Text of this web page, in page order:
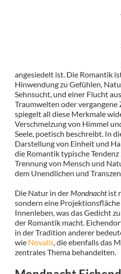
angesiedelt ist. Die Romantik
Hinwendung zu Gefühlen,
Sehnsucht, und einer Flucht
Traumwelten oder vergangene
spiegelt all diese Merkmale
Verschmelzung von Himmel
Seele, poetisch beschreibt. In
Darstellung von Einheit und
die Romantik typische
Trennung von Mensch und
dem Unendlichen und
Die Natur in der Mondnachtist
sondern eine
Innenleben, was das Gedicht
der Romantik macht.
in der Tradition anderer
wie Novalis, die ebenfalls das
zentrales Thema behandelten.